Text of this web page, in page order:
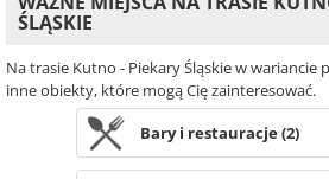
ŚLĄSKIE
Na trasie Kutno - Piekary Śląskie w wariancie
inne obiekty, które mogą Cię zainteresować.
Bary i restauracje (2)